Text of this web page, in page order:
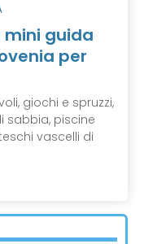
mini guida
per
giochi e spruzzi,
sabbia, piscine
vascelli di